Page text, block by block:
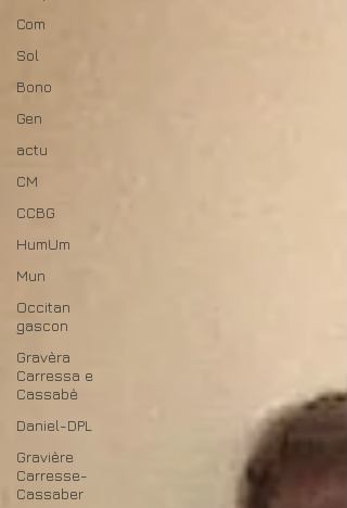
Com
Sol
Bono
Gen
actu
CM
CCBG
HumUm
Mun
Occitan
gascon
Gravèra
Carressa e
Cassabè
Daniel-DPL
Gravière
Carresse-
Cassaber